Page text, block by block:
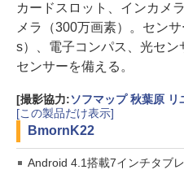
カードスロット、インカメ
メラ（300万画素）。セン
s）、電子コンパス、光セ
センサーを備える。
[撮影協力:ソフマップ 秋葉原 リ
[この製品だけ表示]
Bmorn K22
Android 4.1搭載7インチタブ